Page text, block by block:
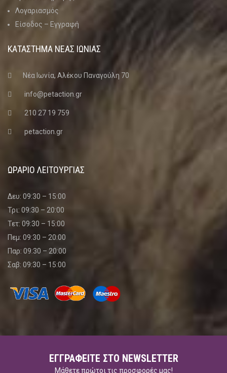
Λογαριασμός
Είσοδος – Εγγραφή
ΚΑΤΑΣΤΗΜΑ ΝΈΑΣ ΙΩΝΊΑΣ
Νέα Ιωνία, Αλέκου Παναγούλη 70
info@petaction.gr
210 27 19 759
petaction.gr
ΩΡΑΡΙΟ ΛΕΙΤΟΥΡΓΙΑΣ
Δευ: 09:30 – 15:00
Τρι: 09:30 – 20:00
Τετ: 09:30 – 15:00
Πεμ: 09:30 – 20:00
Παρ: 09:30 – 20:00
Σαβ: 09:30 – 15:00
ΕΓΓΡΑΦΕΊΤΕ ΣΤΟ NEWSLETTER
Μάθετε πρώτοι τις προσφορές μας!